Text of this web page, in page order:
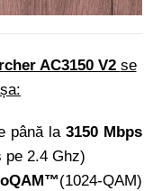
AC3150 V2 se
până la 3150 Mbps
pe 2.4 Ghz)
(1024-QAM)